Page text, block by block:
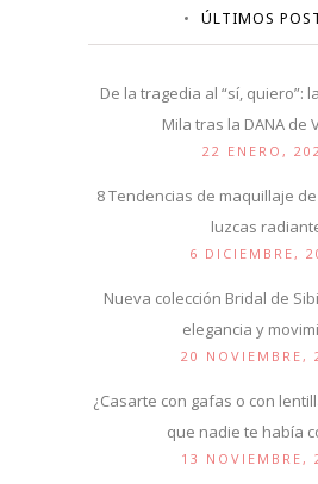
ÚLTIMOS
De la tragedia al “sí, quiero”:
Mila tras la DANA de
22 ENERO,
8 Tendencias de maquillaje
luzcas
6 DICIEMBRE,
Nueva colección Bridal de
elegancia y
20 NOVIEMBRE,
¿Casarte con gafas o con
que nadie te había
13 NOVIEMBRE,